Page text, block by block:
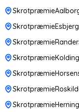
SkrotpræmieEsbjerg
SkrotpræmieKolding
SkrotpræmieHerning